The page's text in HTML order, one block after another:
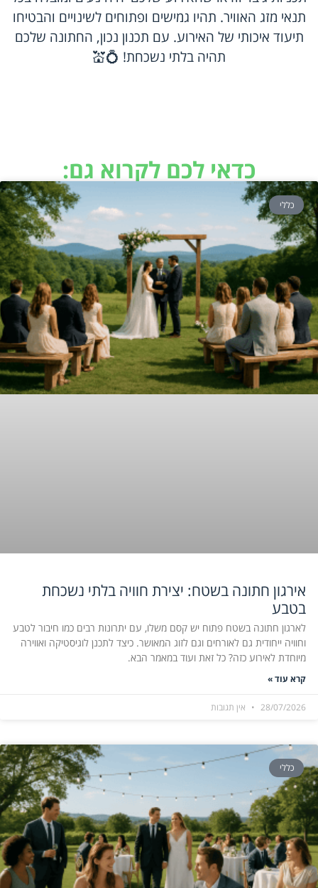
תנאי מזג האוויר. תהיו גמישים ופתוחים לשינויים והבטיחו
תיעוד איכותי של האירוע. עם תכנון נכון, החתונה שלכם
תהיה בלתי נשכחת! 💍💒
כדאי לכם לקרוא גם:
כללי
אירגון חתונה בשטח: יצירת חוויה בלתי נשכחת
בטבע
לארגון חתונה בשטח פתוח יש קסם משלו, עם יתרונות רבים כמו חיבור לטבע
וחוויה ייחודית גם לאורחים וגם לזוג המאושר. כיצד לתכנן לוגיסטיקה ואווירה
מיוחדת לאירוע כזה? כל זאת ועוד במאמר הבא.
קרא עוד »
28/07/2026 אין תגובות
כללי